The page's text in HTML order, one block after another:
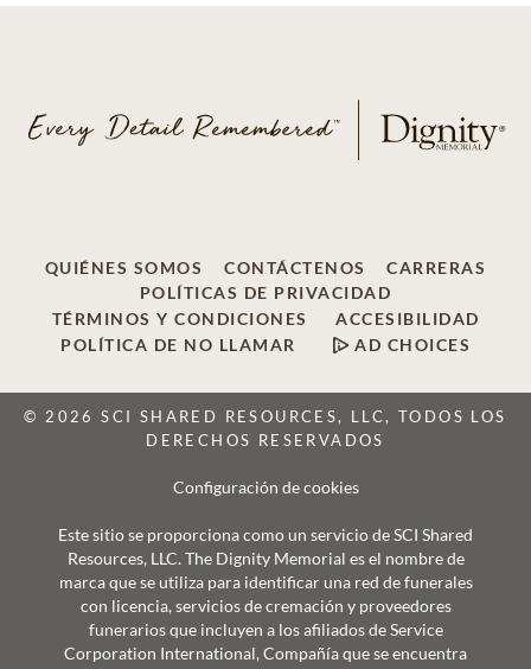
QUIÉNES SOMOS CONTÁCTENOS
CARRERAS
POLÍTICAS DE PRIVACIDAD
TÉRMINOS Y CONDICIONES
ACCESIBILIDAD
POLÍTICA DE NO LLAMAR
AD CHOICES
© 2026 SCI SHARED RESOURCES, LLC, TODOS LOS
DERECHOS RESERVADOS
Configuración de cookies
Este sitio se proporciona como un servicio de SCI Shared
Resources, LLC. The Dignity Memorial es el nombre de
marca que se utiliza para identificar una red de funerales
con licencia, servicios de cremación y proveedores
funerarios que incluyen a los afiliados de Service
Corporation International, Compañía que se encuentra